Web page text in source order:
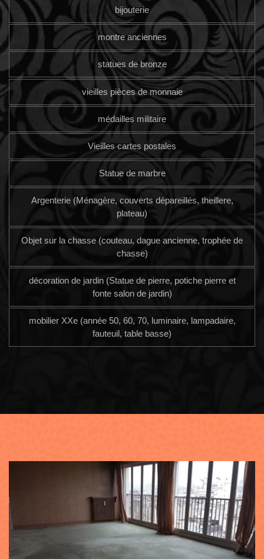
bijouterie
montre anciennes
statues de bronze
vieilles pièces de monnaie
médailles militaire
Vieilles cartes postales
Statue de marbre
Argenterie (Ménagère, couverts dépareillés, theillere,
plateau)
Objet sur la chasse (couteau, dague ancienne, trophée de
chasse)
décoration de jardin (Statue de pierre, potiche pierre et
fonte salon de jardin)
mobilier XXe (année 50, 60, 70, luminaire, lampadaire,
fauteuil, table basse)